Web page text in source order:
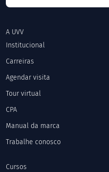
A UVV
Institucional
Carreiras
Agendar visita
Tour virtual
CPA
Manual da marca
Trabalhe conosco
Cursos